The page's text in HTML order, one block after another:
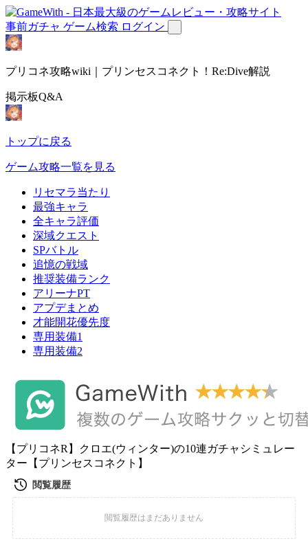
事前ガチャ ゲーム検索 ログイン
プリコネ攻略wiki｜プリンセスコネクト！Re:Dive解説
掲示板Q&A
トップに戻る
ゲーム攻略一覧を見る
リセマラ当たり
最強キャラ
全キャラ評価
深域クエスト
SPバトル
追憶の戦域
推奨装備ランク
アリーナPT
アプデまとめ
才能開花優先度
専用装備1
専用装備2
【プリコネR】クロエ(ウィンター)の10連ガチャシミュレー
ター【プリンセスコネクト】